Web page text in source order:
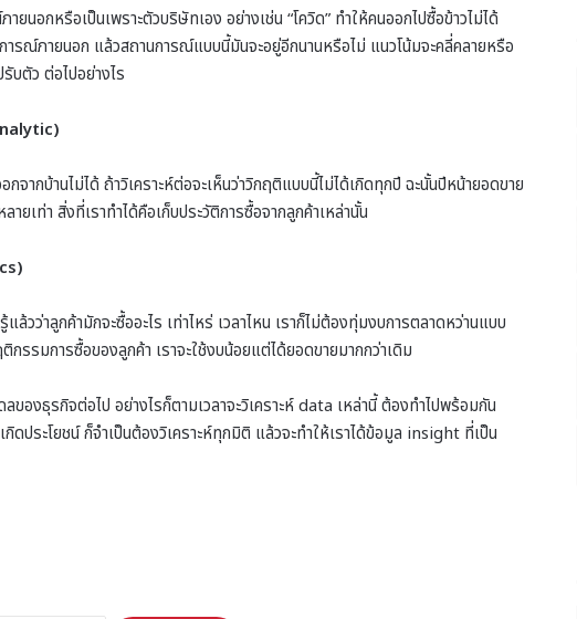
นอกหรือเป็นเพราะตัวบริษัทเอง อย่างเช่น “โควิด” ทำให้คนออกไปซื้อข้าวไม่ได้
รณ์ภายนอก แล้วสถานการณ์แบบนี้มันจะอยู่อีกนานหรือไม่ แนวโน้มจะคลี่คลายหรือ
บตัว ต่อไปอย่างไร
ากบ้านไม่ได้ ถ้าวิเคราะห์ต่อจะเห็นว่าวิกฤติแบบนี้ไม่ได้เกิดทุกปี ฉะนั้นปีหน้ายอดขาย
ยเท่า สิ่งที่เราทำได้คือเก็บประวัติการซื้อจากลูกค้าเหล่านั้น
วว่าลูกค้ามักจะซื้ออะไร เท่าไหร่ เวลาไหน เราก็ไม่ต้องทุ่มงบการตลาดหว่านแบบ
รมการซื้อของลูกค้า เราจะใช้งบน้อยแต่ได้ยอดขายมากกว่าเดิม
องธุรกิจต่อไป อย่างไรก็ตามเวลาจะวิเคราะห์ data เหล่านี้ ต้องทำไปพร้อมกัน
ดประโยชน์ ก็จำเป็นต้องวิเคราะห์ทุกมิติ แล้วจะทำให้เราได้ข้อมูล insight ที่เป็น